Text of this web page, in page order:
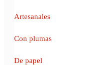
Artesanales
Con plumas
De papel